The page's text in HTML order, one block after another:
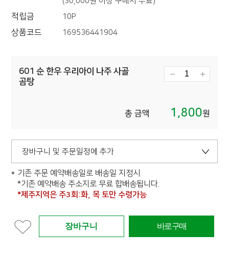
적립금 10P
상품코드 169536441904
601 순 한우 우리아이 나주 사골
곰탕
총 금액 1,800원
장바구니 및 주문일정에 추가
기존 주문 예약배송일로 배송일 지정시
*기존 예약배송 주소지로 무료 합배송됩니다.
*제주지역은 주3회:화, 목 토만 수령가능